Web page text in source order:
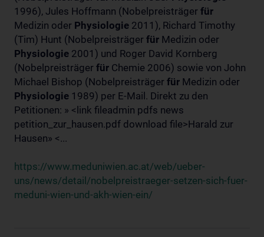
1996), Jules Hoffmann (Nobelpreisträger für
Medizin oder Physiologie 2011), Richard Timothy
(Tim) Hunt (Nobelpreisträger für Medizin oder
Physiologie 2001) und Roger David Kornberg
(Nobelpreisträger für Chemie 2006) sowie von John
Michael Bishop (Nobelpreisträger für Medizin oder
Physiologie 1989) per E-Mail. Direkt zu den
Petitionen: » <link fileadmin pdfs news
petition_zur_hausen.pdf download file>Harald zur
Hausen» <...
https://www.meduniwien.ac.at/web/ueber-
uns/news/detail/nobelpreistraeger-setzen-sich-fuer-
meduni-wien-und-akh-wien-ein/